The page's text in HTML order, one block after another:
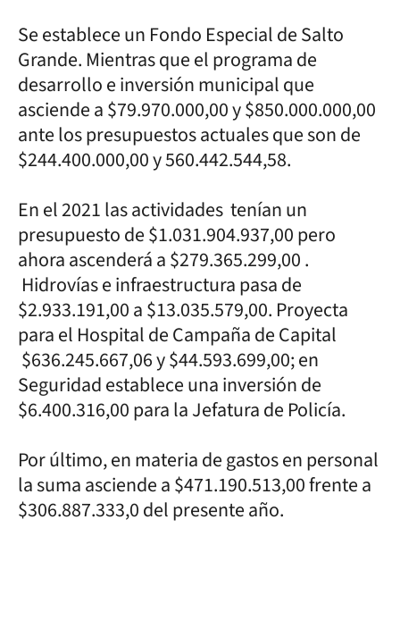
Se establece un Fondo Especial de Salto
Grande. Mientras que el programa de
desarrollo e inversión municipal que
asciende a $79.970.000,00 y $850.000.000,00
ante los presupuestos actuales que son de
$244.400.000,00 y 560.442.544,58.
En el 2021 las actividades tenían un
presupuesto de $1.031.904.937,00 pero
ahora ascenderá a $279.365.299,00 .
Hidrovías e infraestructura pasa de
$2.933.191,00 a $13.035.579,00. Proyecta
para el Hospital de Campaña de Capital
$636.245.667,06 y $44.593.699,00; en
Seguridad establece una inversión de
$6.400.316,00 para la Jefatura de Policía.
Por último, en materia de gastos en personal
la suma asciende a $471.190.513,00 frente a
$306.887.333,0 del presente año.